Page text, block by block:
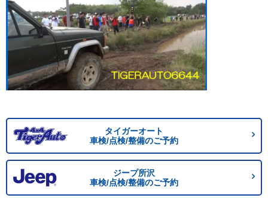
タイガーオート
車検/点検/整備のご予約
ジープ所沢
車検/点検/整備のご予約